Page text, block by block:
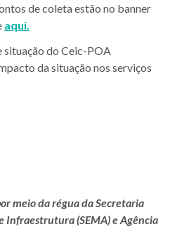
de coleta estão no banner
aqui.
situação do Ceic-POA
da situação nos serviços
meio da régua da Secretaria
Infraestrutura (SEMA) e Agência